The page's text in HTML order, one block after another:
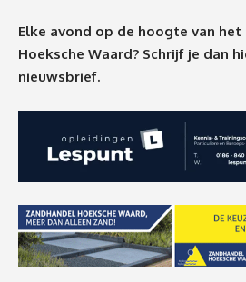
Elke avond op de hoogte van
Hoeksche Waard? Schrijf je dan
nieuwsbrief.